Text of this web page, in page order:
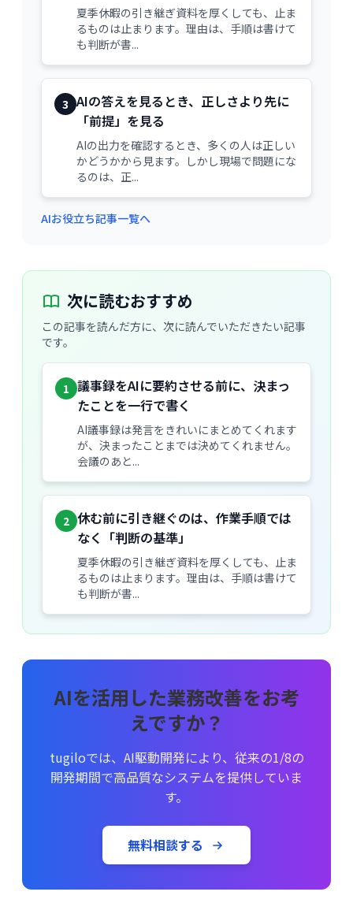
夏季休暇の引き継ぎ資料を厚くしても、止ま
るものは止まります。理由は、手順は書けて
も判断が書...
3 AIの答えを見るとき、正しさより先に
「前提」を見る
AIの出力を確認するとき、多くの人は正しい
かどうかから見ます。しかし現場で問題にな
るのは、正...
AIお役立ち記事一覧へ
次に読むおすすめ
この記事を読んだ方に、次に読んでいただきたい記事
です。
1 議事録をAIに要約させる前に、決まっ
たことを一行で書く
AI議事録は発言をきれいにまとめてくれます
が、決まったことまでは決めてくれません。
会議のあと...
2 休む前に引き継ぐのは、作業手順では
なく「判断の基準」
夏季休暇の引き継ぎ資料を厚くしても、止ま
るものは止まります。理由は、手順は書けて
も判断が書...
AIを活用した業務改善をお考
えですか？
tugiloでは、AI駆動開発により、従来の1/8の
開発期間で高品質なシステムを提供していま
す。
無料相談する